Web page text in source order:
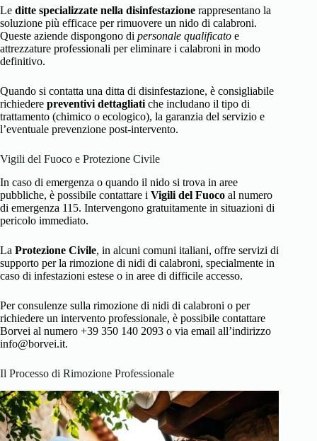
Le ditte specializzate nella disinfestazione rappresentano la
soluzione più efficace per rimuovere un nido di calabroni.
Queste aziende dispongono di personale qualificato e
attrezzature professionali per eliminare i calabroni in modo
definitivo.
Quando si contatta una ditta di disinfestazione, è consigliabile
richiedere preventivi dettagliati che includano il tipo di
trattamento (chimico o ecologico), la garanzia del servizio e
l’eventuale prevenzione post-intervento.
Vigili del Fuoco e Protezione Civile
In caso di emergenza o quando il nido si trova in aree
pubbliche, è possibile contattare i Vigili del Fuoco al numero
di emergenza 115. Intervengono gratuitamente in situazioni di
pericolo immediato.
La Protezione Civile, in alcuni comuni italiani, offre servizi di
supporto per la rimozione di nidi di calabroni, specialmente in
caso di infestazioni estese o in aree di difficile accesso.
Per consulenze sulla rimozione di nidi di calabroni o per
richiedere un intervento professionale, è possibile contattare
Borvei al numero +39 350 140 2093 o via email all’indirizzo
info@borvei.it.
Il Processo di Rimozione Professionale